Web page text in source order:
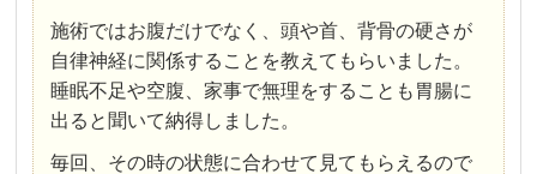
施術ではお腹だけでなく、頭や首、背骨の硬さが
自律神経に関係することを教えてもらいました。
睡眠不足や空腹、家事で無理をすることも胃腸に
出ると聞いて納得しました。
毎回、その時の状態に合わせて見てもらえるので